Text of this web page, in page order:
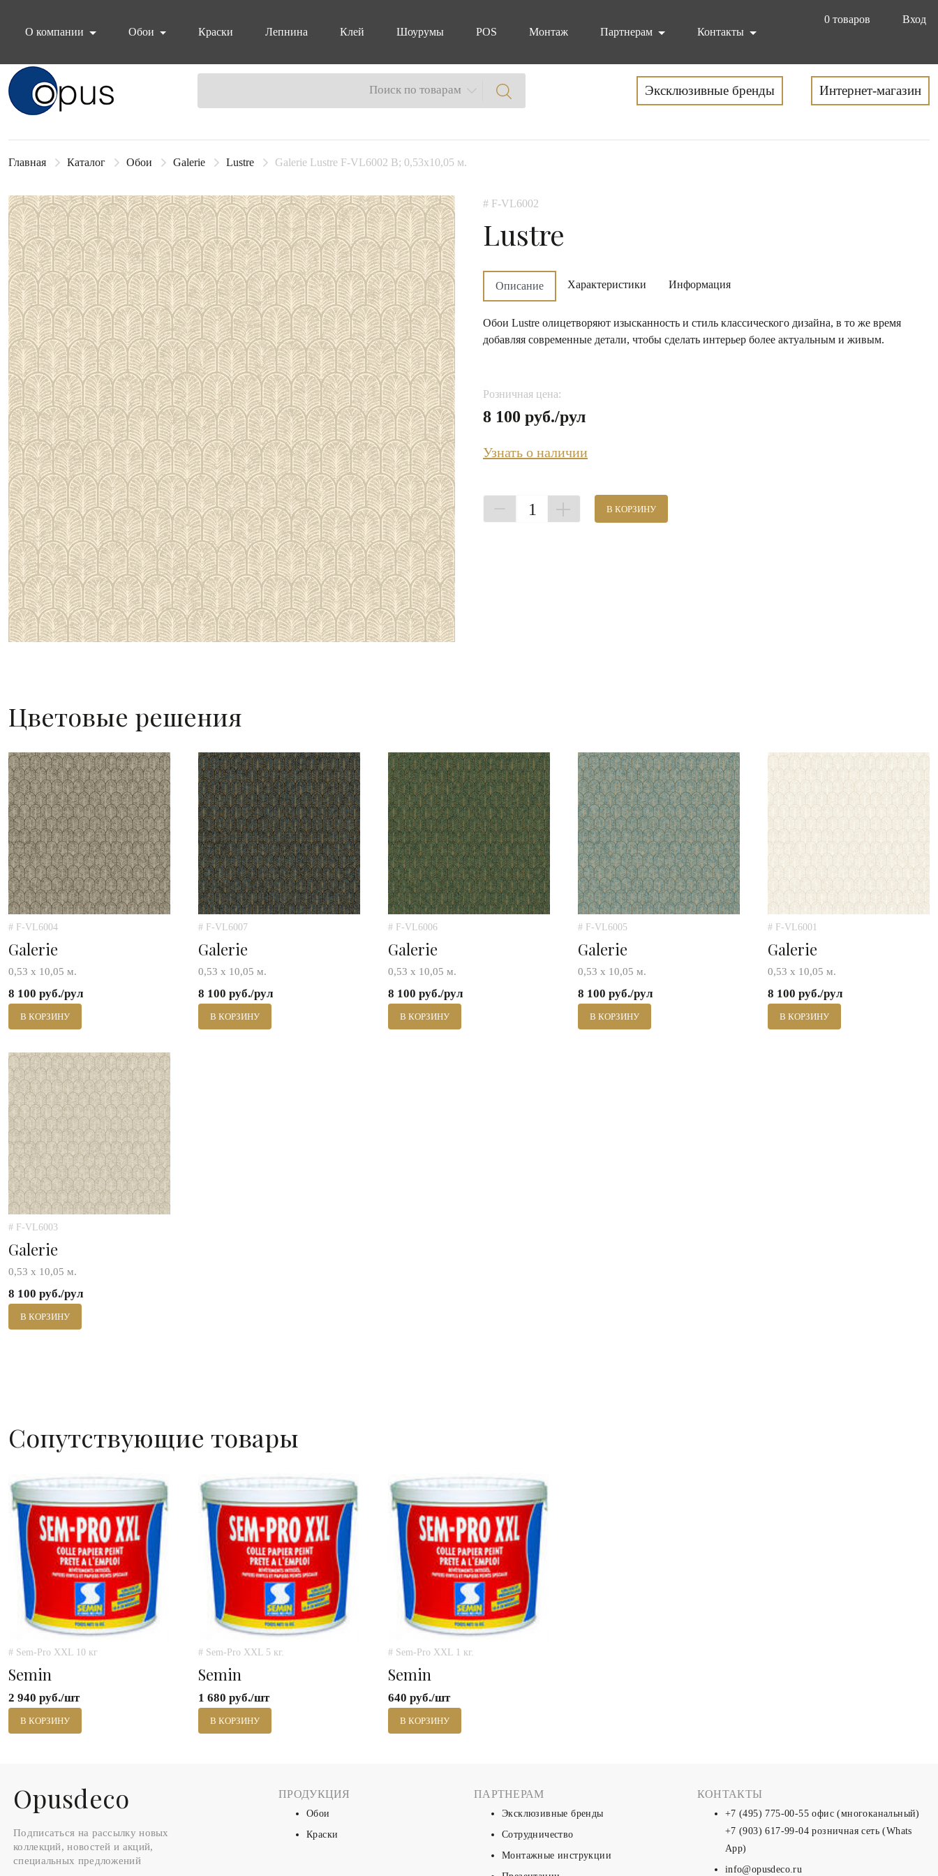
0 товаров
Вход
О компании
Обои Краски Лепнина Клей Шоурумы POS Монтаж Партнерам Контакты
Блок поиска Поиск по товарам Эксклюзивные бренды Интернет-магазин
Главная Каталог Обои Galerie Lustre Galerie Lustre F-VL6002 B; 0,53х10,05 м.
# F-VL6002
Lustre
Описание Характеристики Информация
Обои Lustre олицетворяют изысканность и стиль классического дизайна, в то же время
добавляя современные детали, чтобы сделать интерьер более актуальным и живым.
Розничная цена:
8 100 руб./рул
Узнать о наличии
1 В КОРЗИНУ
Цветовые решения
# F-VL6004
Galerie
0,53 х 10,05 м.
8 100 руб./рул
В КОРЗИНУ
# F-VL6007
Galerie
0,53 х 10,05 м.
8 100 руб./рул
В КОРЗИНУ
# F-VL6006
Galerie
0,53 х 10,05 м.
8 100 руб./рул
В КОРЗИНУ
# F-VL6005
Galerie
0,53 х 10,05 м.
8 100 руб./рул
В КОРЗИНУ
# F-VL6001
Galerie
0,53 х 10,05 м.
8 100 руб./рул
В КОРЗИНУ
# F-VL6003
Galerie
0,53 х 10,05 м.
8 100 руб./рул
В КОРЗИНУ
Сопутствующие товары
# Sem-Pro XXL 10 кг
Semin
2 940 руб./шт
В КОРЗИНУ
# Sem-Pro XXL 5 кг.
Semin
1 680 руб./шт
В КОРЗИНУ
# Sem-Pro XXL 1 кг.
Semin
640 руб./шт
В КОРЗИНУ
Оpusdeco
Подписаться на рассылку новых
коллекций, новостей и акций,
специальных предложений
ПРОДУКЦИЯ
Обои
Краски
ПАРТНЕРАМ
Эксклюзивные бренды
Сотрудничество
Монтажные инструкции
КОНТАКТЫ
+7 (495) 775-00-55 офис (многоканальный)
+7 (903) 617-99-04 розничная сеть (Whats
App)
info@opusdeco.ru